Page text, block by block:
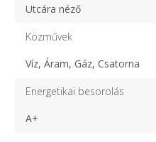
Utcára néző
Közművek
Víz, Áram, Gáz, Csatorna
Energetikai besorolás
A+